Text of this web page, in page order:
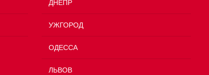
ДНЕПР
УЖГОРОД
ОДЕССА
ЛЬВОВ